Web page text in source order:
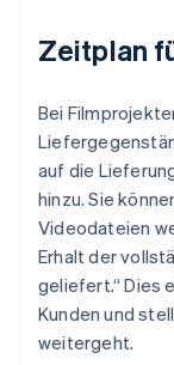
Zeitplan
Bei
auf die
hinzu. Sie
Videodateien
Erhalt der
geliefert.“ Dies
Kunden und
weitergeht.